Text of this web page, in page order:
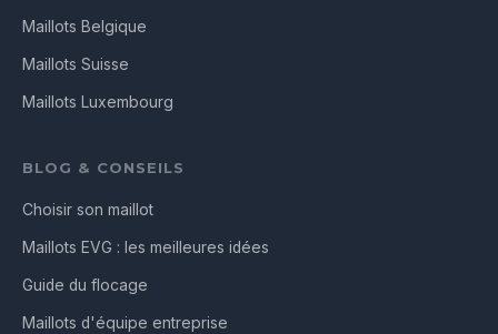
Maillots Belgique
Maillots Suisse
Maillots Luxembourg
BLOG & CONSEILS
Choisir son maillot
Maillots EVG : les meilleures idées
Guide du flocage
Maillots d'équipe entreprise